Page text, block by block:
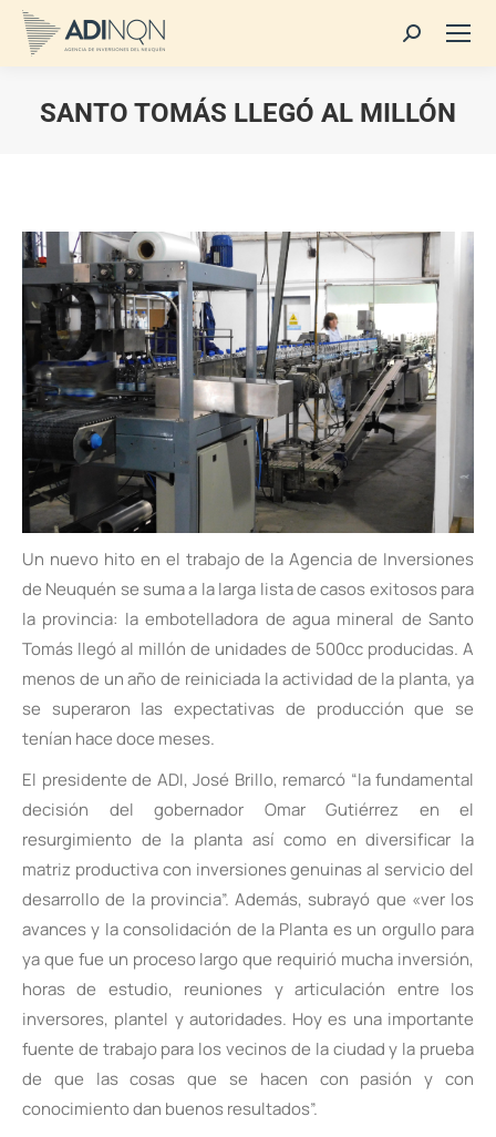
Buscar:
SANTO TOMÁS LLEGÓ AL MILLÓN
Un nuevo hito en el trabajo de la Agencia de Inversiones
de Neuquén se suma a la larga lista de casos exitosos para
la provincia: la embotelladora de agua mineral de Santo
Tomás llegó al millón de unidades de 500cc producidas. A
menos de un año de reiniciada la actividad de la planta, ya
se superaron las expectativas de producción que se
tenían hace doce meses.
El presidente de ADI, José Brillo, remarcó “la fundamental
decisión del gobernador Omar Gutiérrez en el
resurgimiento de la planta así como en diversificar la
matriz productiva con inversiones genuinas al servicio del
desarrollo de la provincia”. Además, subrayó que «ver los
avances y la consolidación de la Planta es un orgullo para
ya que fue un proceso largo que requirió mucha inversión,
horas de estudio, reuniones y articulación entre los
inversores, plantel y autoridades. Hoy es una importante
fuente de trabajo para los vecinos de la ciudad y la prueba
de que las cosas que se hacen con pasión y con
conocimiento dan buenos resultados”.